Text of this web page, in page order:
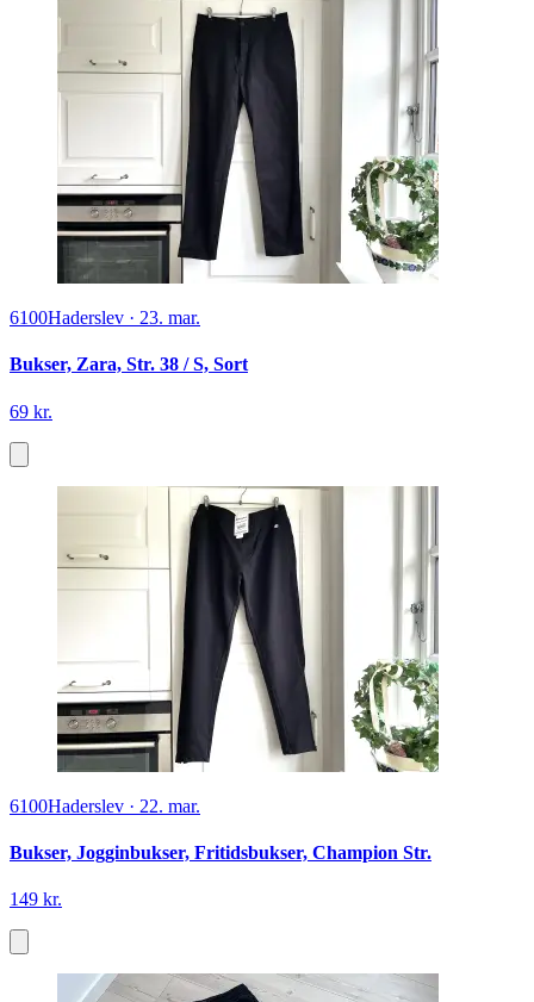
6100Haderslev · 23. mar.
Bukser, Zara, Str. 38 / S, Sort
69 kr.
6100Haderslev · 22. mar.
Bukser, Jogginbukser, Fritidsbukser, Champion Str.
149 kr.